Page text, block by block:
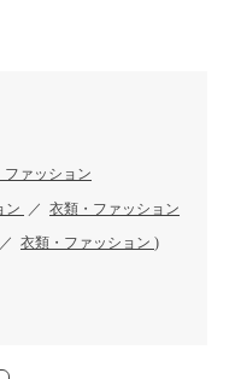
ファッション
ン ／ 衣類・ファッション
／ 衣類・ファッション )